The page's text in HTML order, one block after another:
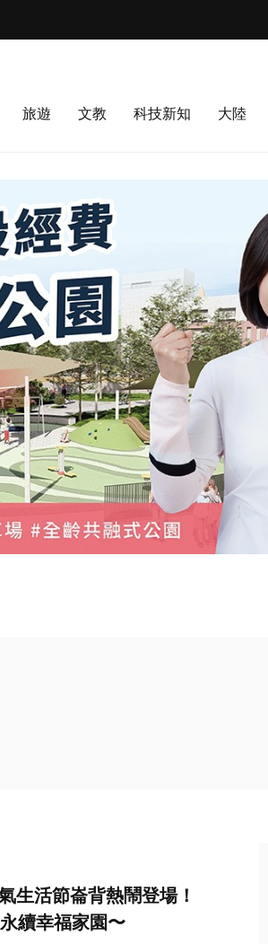
旅遊 文教 科技新知 大陸
生活節崙背熱鬧登場！
續幸福家園〜